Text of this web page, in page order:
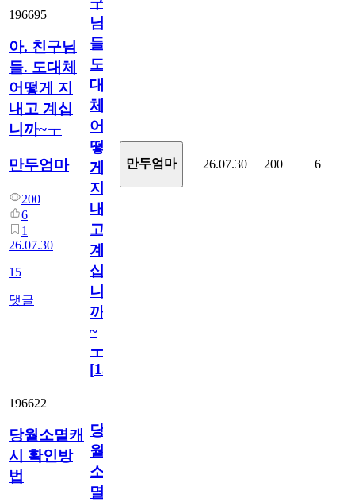
196695
아. 친구님
들. 도대체
어떻게 지
내고 계십
니까~ㅜ
만두엄마
200
6
1
26.07.30
15
댓글
님
들.
도
대
체
어
떻
게
지
내
고
계
십
니
까
~
ㅜ
[15
만두엄마 26.07.30 200 6
196622
당월소멸캐
시 확인방
법
당
월
소
멸